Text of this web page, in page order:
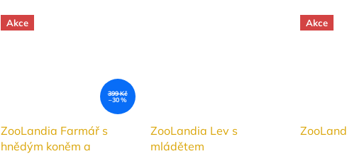
Akce
399 Kč
–30 %
ZooLandia Farmář s
hnědým koněm a
ZooLandia Lev s
mládětem
Akce